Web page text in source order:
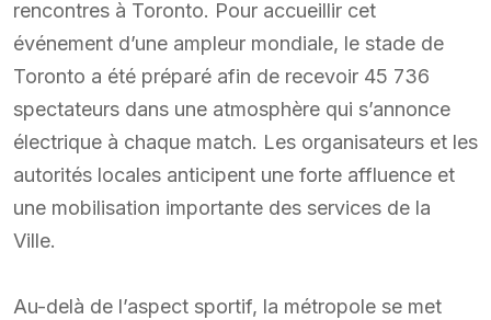
rencontres à Toronto. Pour accueillir cet
événement d’une ampleur mondiale, le stade de
Toronto a été préparé afin de recevoir 45 736
spectateurs dans une atmosphère qui s’annonce
électrique à chaque match. Les organisateurs et les
autorités locales anticipent une forte affluence et
une mobilisation importante des services de la
Ville.
Au-delà de l’aspect sportif, la métropole se met